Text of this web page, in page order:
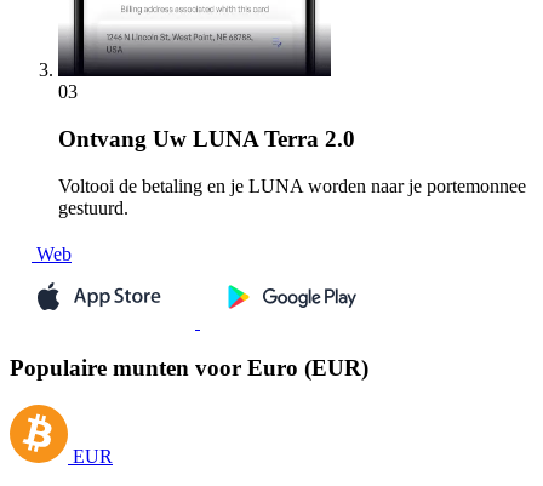
03
Ontvang Uw LUNA Terra 2.0
Voltooi de betaling en je LUNA worden naar je portemonnee
gestuurd.
Web
Populaire munten voor Euro (EUR)
EUR